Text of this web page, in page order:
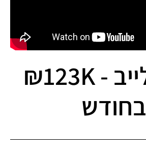
עדן אלייב - 123K₪
בחודש